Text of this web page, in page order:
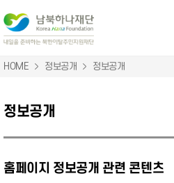
HOME 정보공개 정보공개
정보공개
홈페이지 정보공개 관련 콘텐츠